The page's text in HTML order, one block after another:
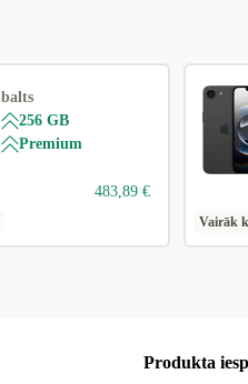
balts
256 GB
Premium
483,89 €
Vairāk
Produkta